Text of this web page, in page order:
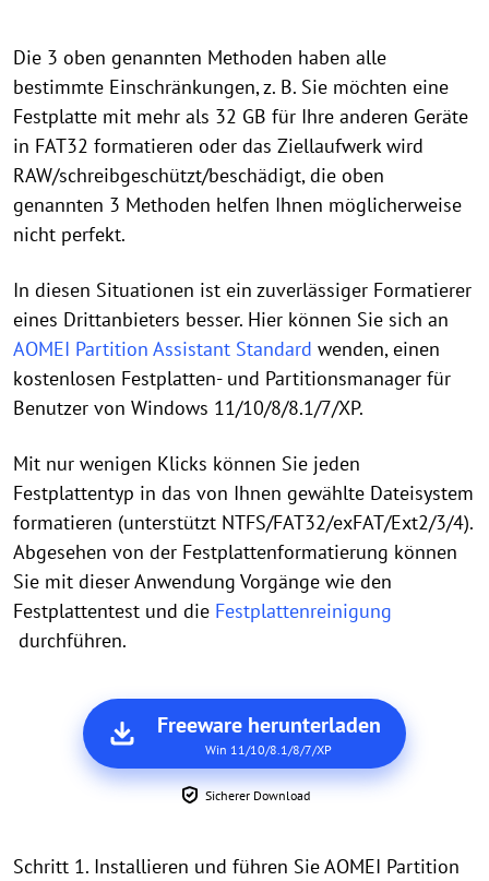
Die 3 oben genannten Methoden haben alle
bestimmte Einschränkungen, z. B. Sie möchten eine
Festplatte mit mehr als 32 GB für Ihre anderen Geräte
in FAT32 formatieren oder das Ziellaufwerk wird
RAW/schreibgeschützt/beschädigt, die oben
genannten 3 Methoden helfen Ihnen möglicherweise
nicht perfekt.
In diesen Situationen ist ein zuverlässiger Formatierer
eines Drittanbieters besser. Hier können Sie sich an
AOMEI Partition Assistant Standard wenden, einen
kostenlosen Festplatten- und Partitionsmanager für
Benutzer von Windows 11/10/8/8.1/7/XP.
Mit nur wenigen Klicks können Sie jeden
Festplattentyp in das von Ihnen gewählte Dateisystem
formatieren (unterstützt NTFS/FAT32/exFAT/Ext2/3/4).
Abgesehen von der Festplattenformatierung können
Sie mit dieser Anwendung Vorgänge wie den
Festplattentest und die Festplattenreinigung
durchführen.
Freeware herunterladen
Win 11/10/8.1/8/7/XP
Sicherer Download
Schritt 1. Installieren und führen Sie AOMEI Partition